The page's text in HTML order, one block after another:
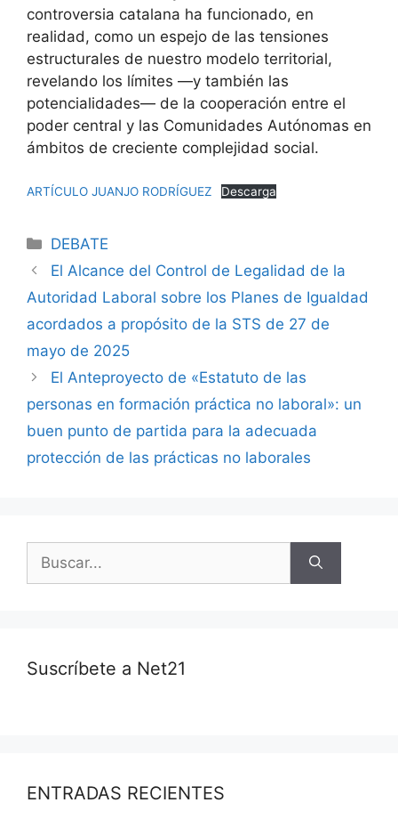
controversia catalana ha funcionado, en
realidad, como un espejo de las tensiones
estructurales de nuestro modelo territorial,
revelando los límites —y también las
potencialidades— de la cooperación entre el
poder central y las Comunidades Autónomas en
ámbitos de creciente complejidad social.
ARTÍCULO JUANJO RODRÍGUEZ Descarga
DEBATE
El Alcance del Control de Legalidad de la
Autoridad Laboral sobre los Planes de Igualdad
acordados a propósito de la STS de 27 de
mayo de 2025
El Anteproyecto de «Estatuto de las
personas en formación práctica no laboral»: un
buen punto de partida para la adecuada
protección de las prácticas no laborales
Suscríbete a Net21
ENTRADAS RECIENTES